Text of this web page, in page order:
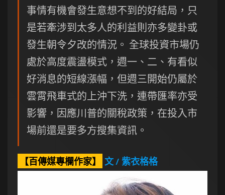
事情有機會發生意想不到的好結局，只
是若牽涉到太多人的利益則亦多變卦或
發生朝令夕改的情況。 全球投資市場仍
處於高度震盪模式，週一、二、有看似
好消息的短線漲幅，但週三開始仍屬於
雲霄飛車式的上沖下洗，連帶匯率亦受
影響，因應川普的關稅政策，在投入市
場前還是要多方搜集資訊。
【百傳媒專欄作家】 文 / 紫衣格格